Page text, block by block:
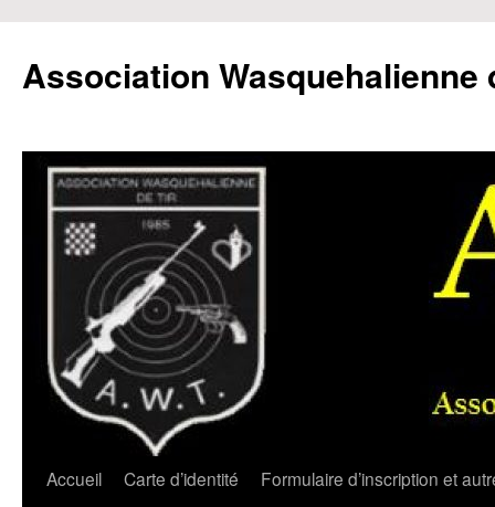
contenu
Association Wasquehalienne
Accueil Carte d’identité
Formulaire d’inscription et